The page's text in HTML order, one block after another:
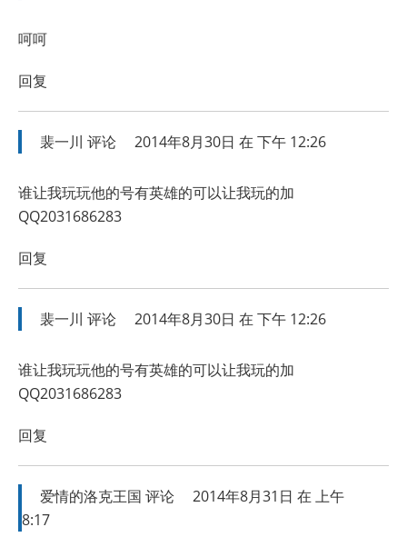
呵呵
回复
裴一川 评论 2014年8月30日 在 下午 12:26
谁让我玩玩他的号有英雄的可以让我玩的加
QQ2031686283
回复
裴一川 评论 2014年8月30日 在 下午 12:26
谁让我玩玩他的号有英雄的可以让我玩的加
QQ2031686283
回复
爱情的洛克王国 评论
2014年8月31日 在 上午
8:17